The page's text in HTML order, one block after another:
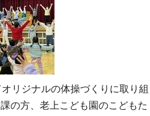
リジナルの体操づくりに取り組
の方、老上こども園のこどもた